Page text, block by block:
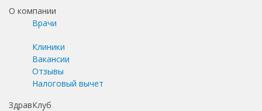
О компании
Врачи
Клиники
Вакансии
Отзывы
Налоговый вычет
ЗдравКлуб